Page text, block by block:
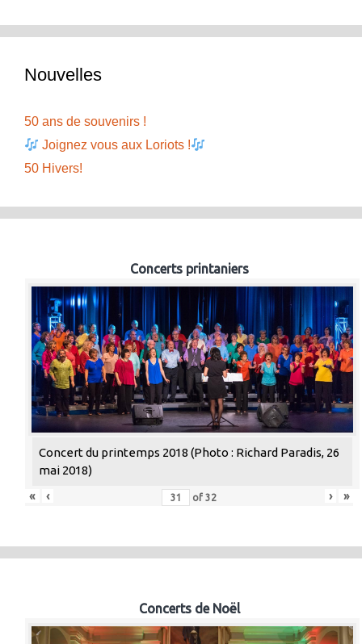
Nouvelles
50 ans de souvenirs !
Joignez vous aux Loriots !
50 Hivers!
Concerts printaniers
Concert du printemps 2018 (Photo : Richard Paradis, 26
mai 2018)
«
‹ of 32 › »
Concerts de Noël